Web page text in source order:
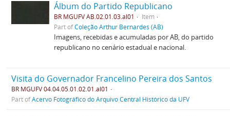
Álbum do Partido Republicano
BR MGUFV AB.02.01.03.al01
Item
Part ofColeção Arthur Bernardes (AB)
Imagens, recebidas e acumuladas por AB, do partido
republicano no cenário estadual e nacional.
Visita do Governador Francelino Pereira dos Santos
BR MGUFV 04.04.05.01.02.01.al01
Part ofAcervo Fotográfico do Arquivo Central Histórico da UFV